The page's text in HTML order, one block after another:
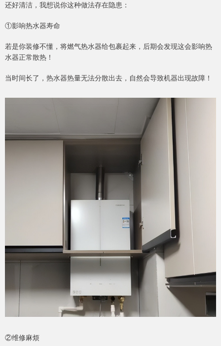
还好清洁，我想说你这种做法存在隐患：
①影响热水器寿命
若是你装修不懂，将燃气热水器给包裹起来，后期会发现这会影响热
水器正常散热！
当时间长了，热水器热量无法分散出去，自然会导致机器出现故障！
②维修麻烦